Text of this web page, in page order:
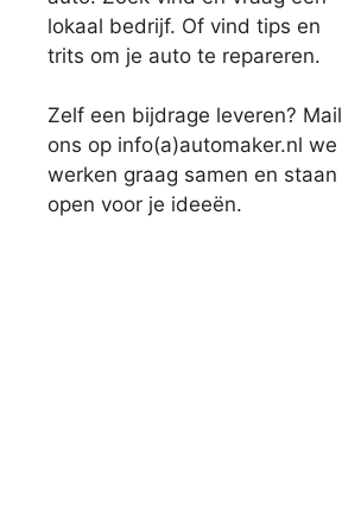
lokaal bedrijf. Of vind tips en
trits om je auto te repareren.
Zelf een bijdrage leveren? Mail
ons op info(a)automaker.nl we
werken graag samen en staan
open voor je ideeën.